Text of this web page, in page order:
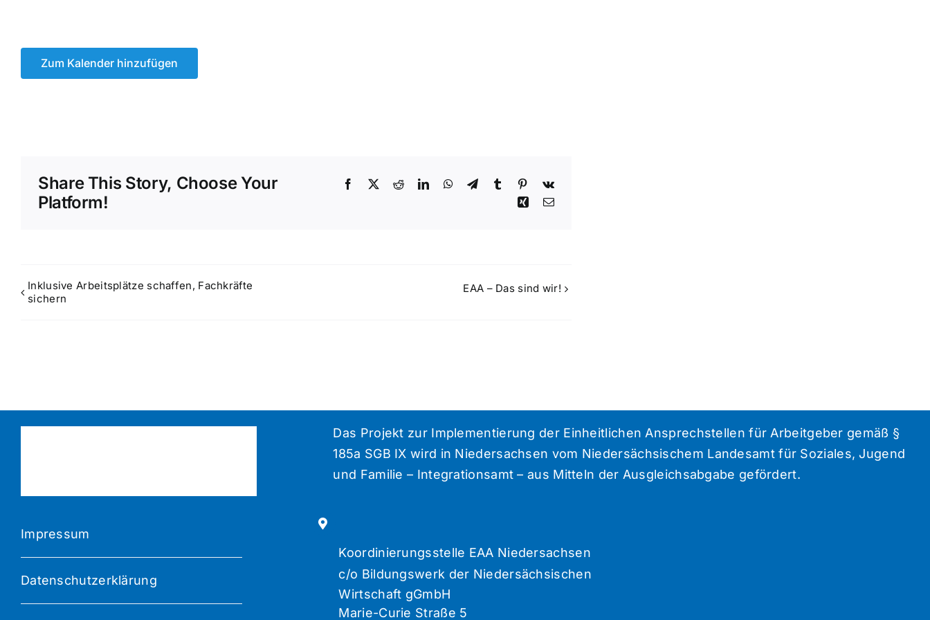
Zum Kalender hinzufügen
Share This Story, Choose Your
Platform!
Facebook
X RedditLinkedInWhatsApp
TelegramTumblr Pinterest
Vk
XingE-
Inklusive Arbeitsplätze schaffen, Fachkräfte
sichern
EAA – Das sind wir!
Das Projekt zur Implementierung der Einheitlichen Ansprechstellen für Arbeitgeber gemäß §
185a SGB IX wird in Niedersachsen vom Niedersächsischem Landesamt für Soziales, Jugend
und Familie – Integrationsamt – aus Mitteln der Ausgleichsabgabe gefördert.
Impressum
Datenschutzerklärung
Koordinierungsstelle EAA Niedersachsen
c/o Bildungswerk der Niedersächsischen
Wirtschaft gGmbH
Marie-Curie Straße 5